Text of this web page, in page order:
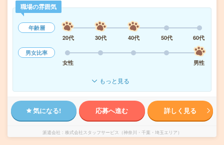
職場の雰囲気
年齢層
20代
30代 40代 50代
60代
男女比率
女性
男性
もっと見る
気になる! 応募へ進む 詳しく見る
派遣会社 株式会社スタッフサービス（神奈川・千葉・埼玉エリア）